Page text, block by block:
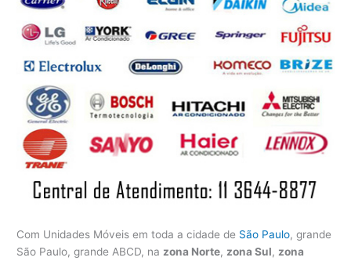
Com Unidades Móveis em toda a cidade de São Paulo, grande
São Paulo, grande ABCD, na zona Norte, zona Sul, zona